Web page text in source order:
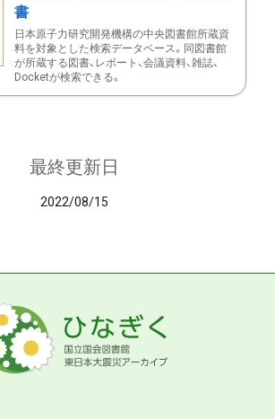
書
日本原子力研究開発機構の中央図書館所蔵資
料を対象とした検索データベース。同図書館
が所蔵する図書、レポート、会議資料、雑誌、
Docketが検索できる。
最終更新日
2022/08/15